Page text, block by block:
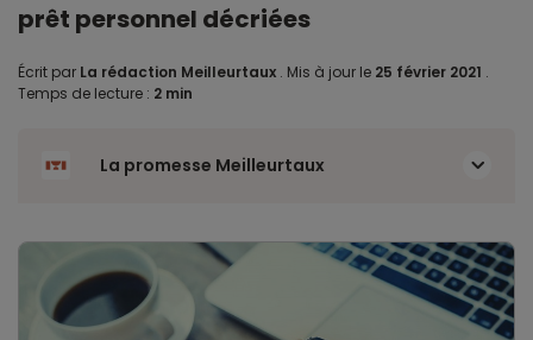
prêt personnel décriées
Écrit par La rédaction Meilleurtaux . Mis à jour le 25 février 2021 .
Temps de lecture : 2 min
La promesse Meilleurtaux